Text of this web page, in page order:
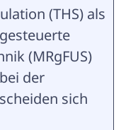
(THS) als
(MRgFUS)
der
sich